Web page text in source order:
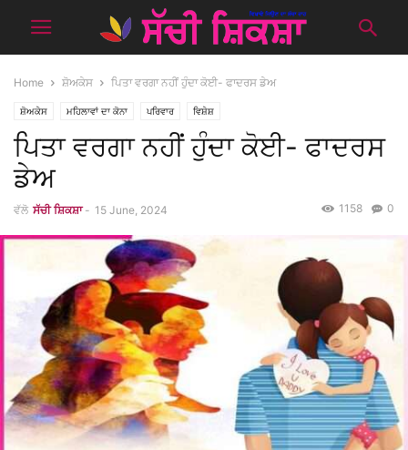
Home ਸ਼ੋਅਕੇਸ ਪਿਤਾ ਵਰਗਾ ਨਹੀਂ ਹੁੰਦਾ ਕੋਈ- ਫਾਦਰਸ ਡੇਅ
ਸ਼ੋਅਕੇਸ ਮਹਿਲਾਵਾਂ ਦਾ ਕੋਨਾ ਪਰਿਵਾਰ ਵਿਸ਼ੇਸ਼
ਪਿਤਾ ਵਰਗਾ ਨਹੀਂ ਹੁੰਦਾ ਕੋਈ- ਫਾਦਰਸ
ਡੇਅ
ਵੱਲੋ ਸੱਚੀ ਸ਼ਿਕਸ਼ਾ - 15 June, 2024 0
1158